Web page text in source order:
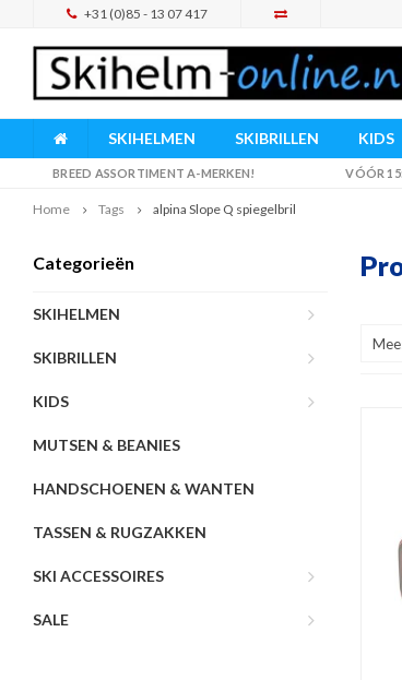
+31 (0)85 - 13 07 417
SKIHELMEN SKIBRILLEN KIDS
BREED ASSORTIMENT A-MERKEN! VÓÓR
Home Tags alpina Slope Q spiegelbril
Categorieën
SKIHELMEN
SKIBRILLEN
KIDS
MUTSEN & BEANIES
HANDSCHOENEN & WANTEN
TASSEN & RUGZAKKEN
SKI ACCESSOIRES
SALE